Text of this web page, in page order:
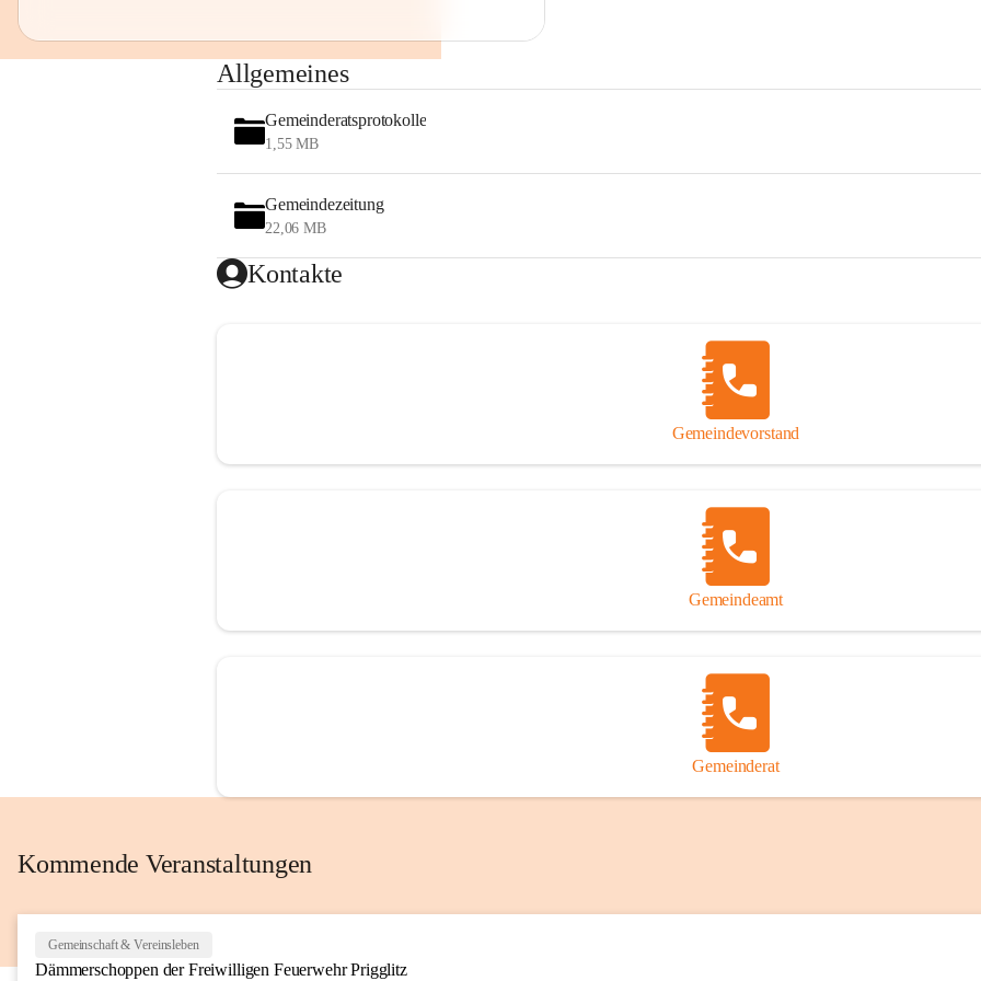
Allgemeines
Gemeinderatsprotokolle
1,55 MB
Gemeindezeitung
22,06 MB
Kontakte
Gemeindevorstand
Gemeindeamt
Gemeinderat
Kommende Veranstaltungen
Gemeinschaft & Vereinsleben
Dämmerschoppen der Freiwilligen Feuerwehr Prigglitz